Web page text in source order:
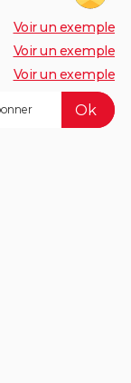
Voir un exemple
Voir un exemple
Voir un exemple